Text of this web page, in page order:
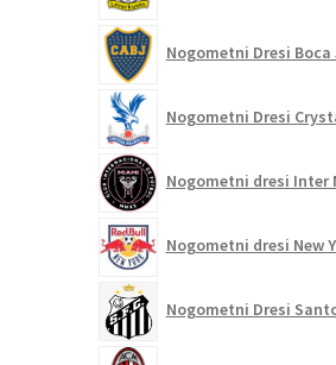
Nogometni Dresi
Nogometni Dresi
Nogometni dresi Inter
Nogometni dresi New
Nogometni Dresi